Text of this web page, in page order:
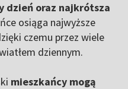
dzień oraz najkrótsza
osiąga najwyższe
czemu przez wiele
dziennym.
mieszkańcy mogą